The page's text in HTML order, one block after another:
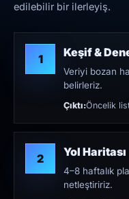
edilebilir bir ilerleyiş.
1 Keşif &
Veriyi bozan
belirleriz.
Çıktı:Öncelik
2 Yol Haritası
4–8 haftalık
netleştiririz.